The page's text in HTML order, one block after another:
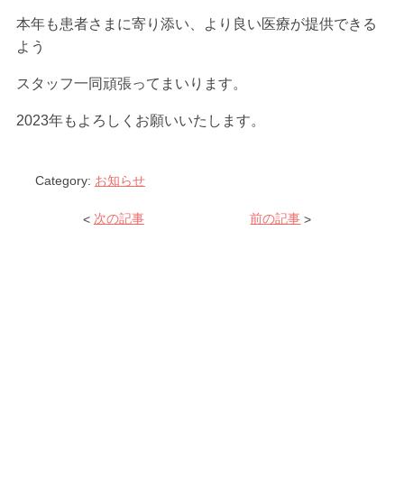
本年も患者さまに寄り添い、より良い医療が提供できる
よう
スタッフ一同頑張ってまいります。
2023年もよろしくお願いいたします。
Category: お知らせ
< 次の記事 前の記事 >